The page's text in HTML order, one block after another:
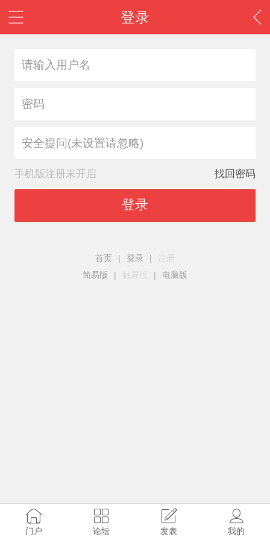
登录
安全提问(未设置请忽略)
手机版注册未开启 找回密码
登录
首页 | 登录 |
注册
简易版
| 触屏版 | 电脑版
门户 论坛 发表 我的